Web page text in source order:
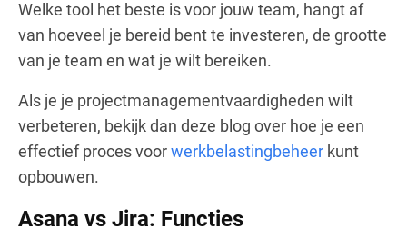
Welke tool het beste is voor jouw team, hangt af
van hoeveel je bereid bent te investeren, de grootte
van je team en wat je wilt bereiken.
Als je je projectmanagementvaardigheden wilt
verbeteren, bekijk dan deze blog over hoe je een
effectief proces voorwerkbelastingbeheer kunt
opbouwen.
Asana vs Jira: Functies